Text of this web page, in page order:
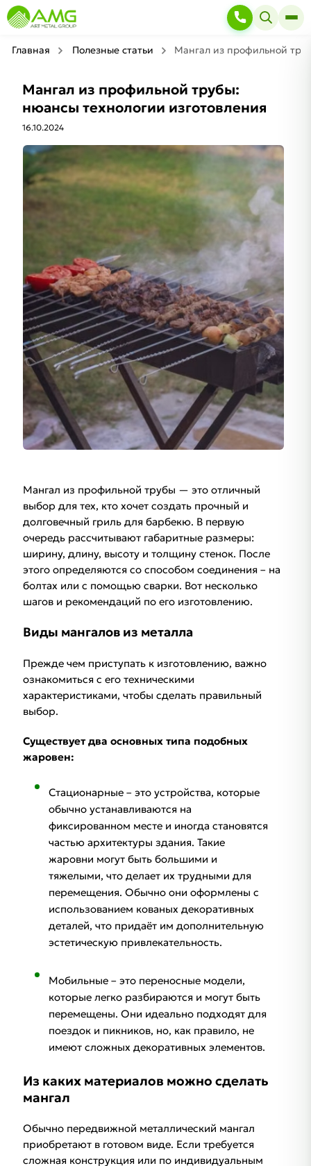
Главная Полезные статьи Мангал из профильной
Мангал из профильной трубы:
нюансы технологии изготовления
16.10.2024
Мангал из профильной трубы — это отличный
выбор для тех, кто хочет создать прочный и
долговечный гриль для барбекю. В первую
очередь рассчитывают габаритные размеры:
ширину, длину, высоту и толщину стенок. После
этого определяются со способом соединения – на
болтах или с помощью сварки. Вот несколько
шагов и рекомендаций по его изготовлению.
Виды мангалов из металла
Прежде чем приступать к изготовлению, важно
ознакомиться с его техническими
характеристиками, чтобы сделать правильный
выбор.
Существует два основных типа подобных
жаровен:
Стационарные – это устройства, которые
обычно устанавливаются на
фиксированном месте и иногда становятся
частью архитектуры здания. Такие
жаровни могут быть большими и
тяжелыми, что делает их трудными для
перемещения. Обычно они оформлены с
использованием кованых декоративных
деталей, что придаёт им дополнительную
эстетическую привлекательность.
Мобильные – это переносные модели,
которые легко разбираются и могут быть
перемещены. Они идеально подходят для
поездок и пикников, но, как правило, не
имеют сложных декоративных элементов.
Из каких материалов можно сделать
мангал
Обычно передвижной металлический мангал
приобретают в готовом виде. Если требуется
сложная конструкция или по индивидуальным